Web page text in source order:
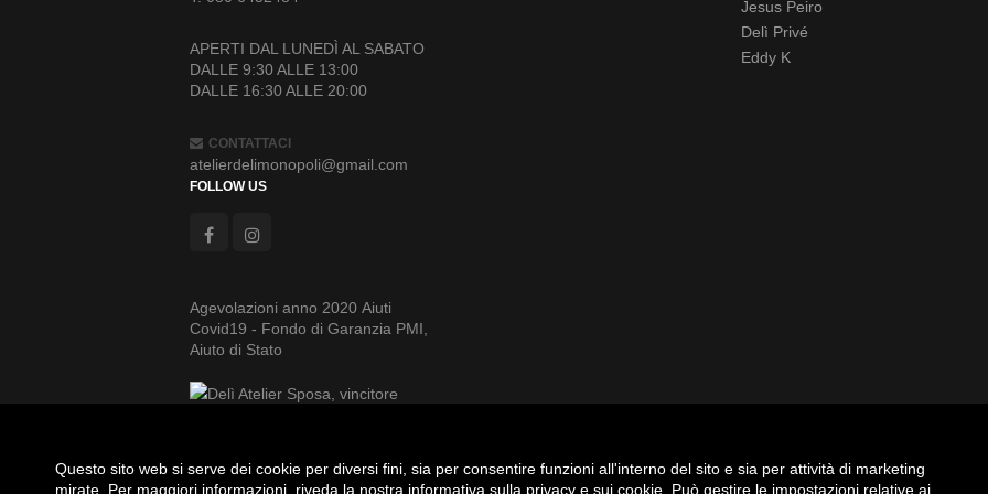
Questo sito web si serve dei cookie per diversi fini, sia per consentire funzioni all'interno del sito e sia per attività di marketing
mirate. Per maggiori informazioni, riveda la nostra informativa sulla privacy e sui cookie . Può gestire le impostazioni relative ai
APERTI DAL LUNEDÌ AL SABATO
DALLE 9:30 ALLE 13:00
DALLE 16:30 ALLE 20:00
CONTATTACI
atelierdelimonopoli@gmail.com
Jesus Peiro
Delì Privé
Eddy K
FOLLOW US
Agevolazioni anno 2020 Aiuti
Covid19 - Fondo di Garanzia PMI,
Aiuto di Stato